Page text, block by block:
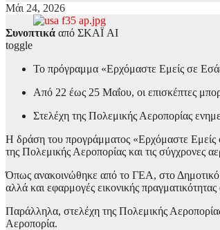
Μάι 24, 2026
Συνοπτικά από ΣΚΑΪ AI
toggle
Το πρόγραμμα «Ερχόμαστε Εμείς σε
Από 22 έως 25 Μαΐου, οι επισκέπτες
Στελέχη της Πολεμικής Αεροπορίας
Η δράση του προγράμματος «Ερχόμαστε Εμείς
της Πολεμικής Αεροπορίας και τις σύγχρονες
Όπως ανακοινώθηκε από το ΓΕΑ, στο Δημοτικό
αλλά και εφαρμογές εικονικής
Παράλληλα, στελέχη της Πολεμικής
Αεροπορία.